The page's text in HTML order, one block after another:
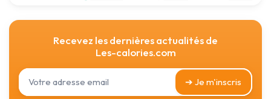
Recevez les dernières actualités de
Les-calories.com
➔ Je m'inscris